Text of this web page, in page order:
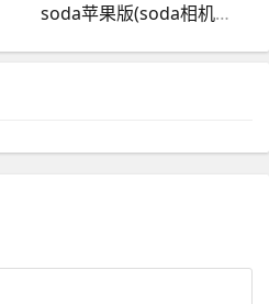
soda苹果版(soda相机苹果版)